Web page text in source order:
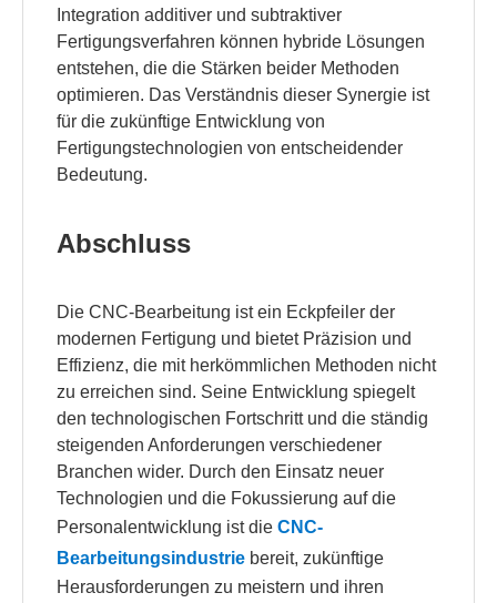
Integration additiver und subtraktiver
Fertigungsverfahren können hybride Lösungen
entstehen, die die Stärken beider Methoden
optimieren. Das Verständnis dieser Synergie ist
für die zukünftige Entwicklung von
Fertigungstechnologien von entscheidender
Bedeutung.
Abschluss
Die CNC-Bearbeitung ist ein Eckpfeiler der
modernen Fertigung und bietet Präzision und
Effizienz, die mit herkömmlichen Methoden nicht
zu erreichen sind. Seine Entwicklung spiegelt
den technologischen Fortschritt und die ständig
steigenden Anforderungen verschiedener
Branchen wider. Durch den Einsatz neuer
Technologien und die Fokussierung auf die
Personalentwicklung ist die CNC-
Bearbeitungsindustrie bereit, zukünftige
Herausforderungen zu meistern und ihren